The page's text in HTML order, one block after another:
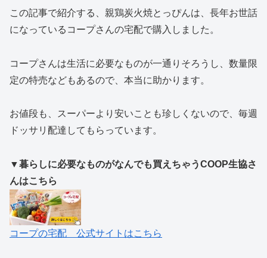
この記事で紹介する、親鶏炭火焼とっぴんは、長年お世話
になっているコープさんの宅配で購入しました。
コープさんは生活に必要なものが一通りそろうし、数量限
定の特売などもあるので、本当に助かります。
お値段も、スーパーより安いことも珍しくないので、毎週
ドッサリ配達してもらっています。
▼暮らしに必要なものがなんでも買えちゃうCOOP生協さ
んはこちら
コープの宅配 公式サイトはこちら